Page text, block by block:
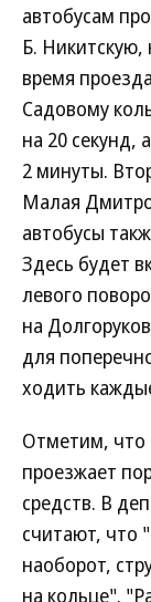
автобусам
Б. Никитскую,
время
Садовому
на 20 секунд,
2 минуты.
Малая
автобусы
Здесь будет
левого
на
для
ходить
Отметим, что
проезжает
средств. В
считают, что
наоборот,
на кольце".